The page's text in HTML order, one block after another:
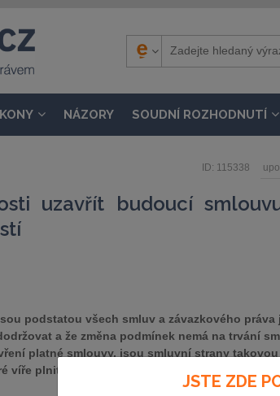
NÁZORY SOUDNÍ ROZHODNUTÍ
ID: 115338
uzavřít budoucí
podstatou všech smluv a závazkového práva
a že změna podmínek nemá na trvání
platné smlouvy, jsou smluvní strany
víře plnit, a to bez ohledu na změnu okolností.
JSTE ZDE